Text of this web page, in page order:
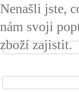
Nenašli jste,
nám svoji
zboží zajistit.